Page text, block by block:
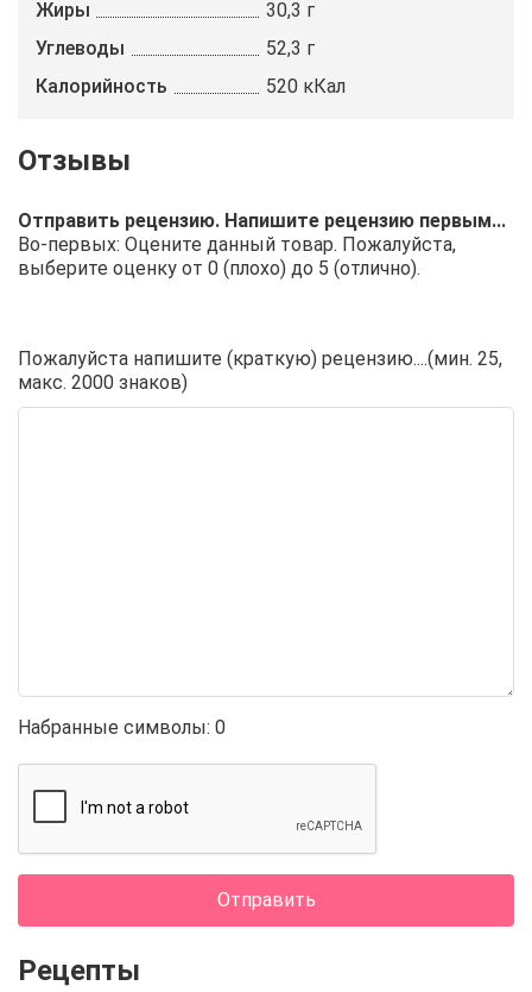
Жиры
30,3 г
Углеводы
52,3 г
Калорийность
520 кКал
Отправить рецензию. Напишите рецензию первым...
Во-первых: Оцените данный товар. Пожалуйста,
выберите оценку от 0 (плохо) до 5 (отлично).
Пожалуйста напишите (краткую) рецензию....(мин. 25,
макс. 2000 знаков)
Набранные символы: 0
Отправить